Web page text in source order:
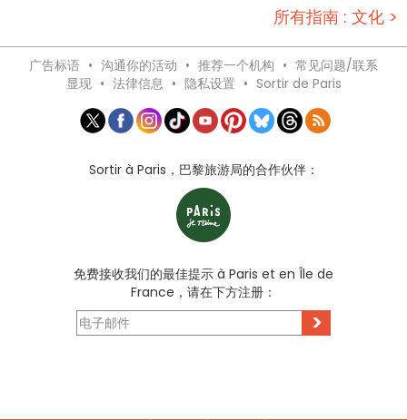
所有指南 : 文化 >
广告标语 • 沟通你的活动 • 推荐一个机构 • 常见问题/联系
显现 • 法律信息 • 隐私设置 • Sortir de Paris
Sortir à Paris，巴黎旅游局的合作伙伴：
免费接收我们的最佳提示 à Paris et en Île de
France，请在下方注册：
>